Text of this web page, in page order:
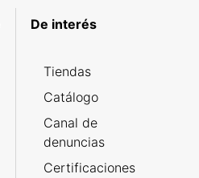
De interés
Tiendas
Catálogo
Canal de
denuncias
Certificaciones